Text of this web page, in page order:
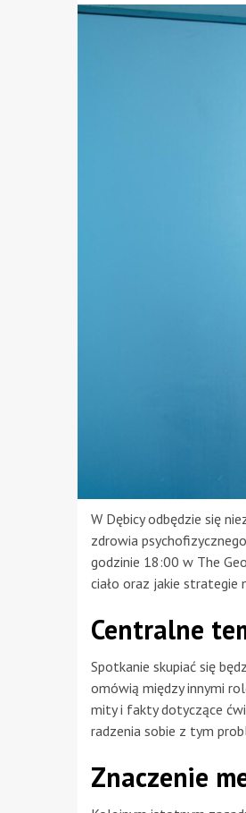
W Dębicy odbędzie się
zdrowia
godzinie 18:00 w The
ciało oraz jakie strategie
Centralne
Spotkanie skupiać się
omówią między innymi
mity i fakty dotyczące
radzenia sobie z tym
Znaczenie